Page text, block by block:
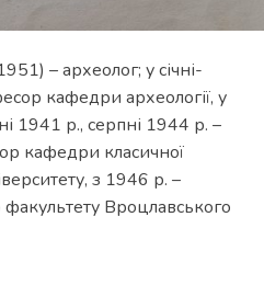
– археолог; у січні-
кафедри археології, у
1941 р., серпні 1944 р. –
кафедри класичної
з 1946 р. –
Вроцлавського